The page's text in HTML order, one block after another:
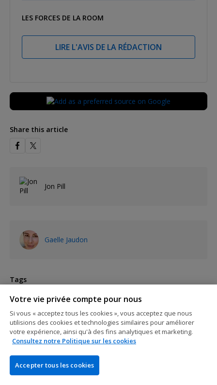
LES FORCES DE LA ROOM
LIRE L'AVIS DE LA RÉDACTION
Share this article
Jon Pill
Gaelle Jaudon
Tags
Alex Keating
Artur Martirosian Barbara Enright
Barry Greenstein Daniel Negreanu
Phil Hellmuth
Poker Hall of Fame Todd Brunson Steve Zolotow
World Series of Poker
Votre vie privée compte pour nous
Si vous « acceptez tous les cookies », vous acceptez que nous
utilisions des cookies et technologies similaires pour améliorer
votre expérience, ainsi qu'à des fins analytiques et marketing.
Consultez notre Politique sur les cookies
Accepter tous les cookies